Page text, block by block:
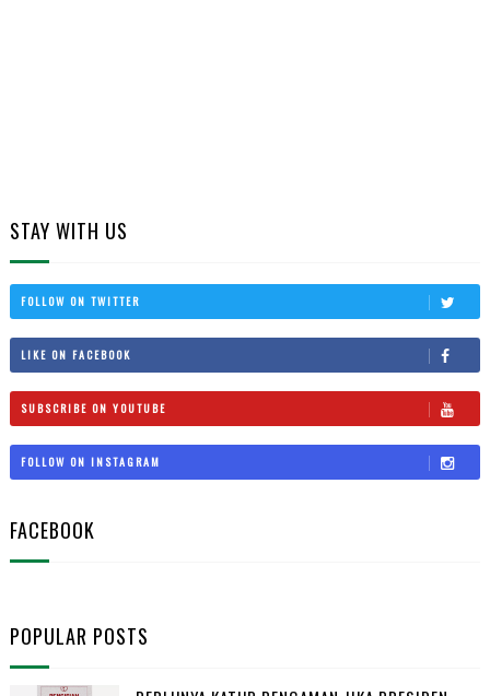
STAY WITH US
FOLLOW ON TWITTER
LIKE ON FACEBOOK
SUBSCRIBE ON YOUTUBE
FOLLOW ON INSTAGRAM
FACEBOOK
POPULAR POSTS